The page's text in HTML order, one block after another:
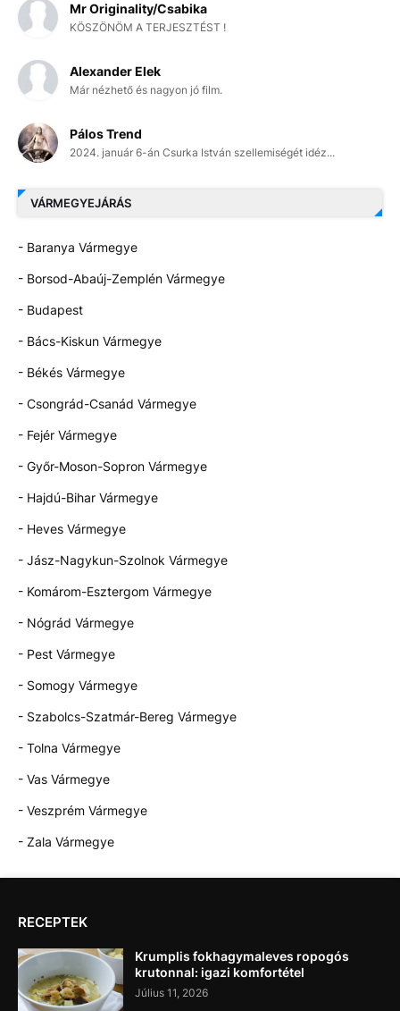
Mr Originality/Csabika
KÖSZÖNÖM A TERJESZTÉST !
Alexander Elek
Már nézhető és nagyon jó film.
Pálos Trend
2024. január 6-án Csurka István szellemiségét idéz...
VÁRMEGYEJÁRÁS
- Baranya Vármegye
- Borsod-Abaúj-Zemplén Vármegye
- Budapest
- Bács-Kiskun Vármegye
- Békés Vármegye
- Csongrád-Csanád Vármegye
- Fejér Vármegye
- Győr-Moson-Sopron Vármegye
- Hajdú-Bihar Vármegye
- Heves Vármegye
- Jász-Nagykun-Szolnok Vármegye
- Komárom-Esztergom Vármegye
- Nógrád Vármegye
- Pest Vármegye
- Somogy Vármegye
- Szabolcs-Szatmár-Bereg Vármegye
- Tolna Vármegye
- Vas Vármegye
- Veszprém Vármegye
- Zala Vármegye
RECEPTEK
Krumplis fokhagymaleves ropogós
krutonnal: igazi komfortétel
Július 11, 2026